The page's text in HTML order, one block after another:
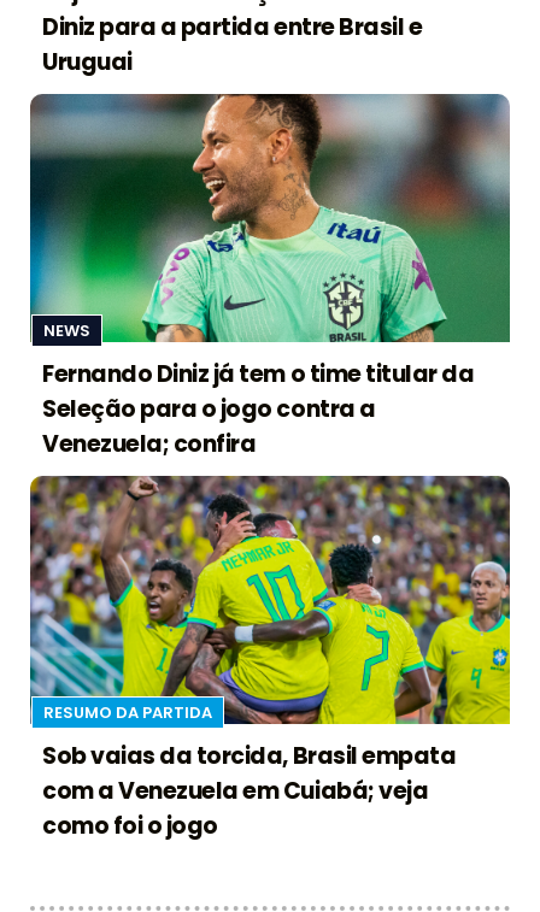
Diniz para a partida entre Brasil e
Uruguai
NEWS
Fernando Diniz já tem o time titular da
Seleção para o jogo contra a
Venezuela; confira
RESUMO DA PARTIDA
Sob vaias da torcida, Brasil empata
com a Venezuela em Cuiabá; veja
como foi o jogo